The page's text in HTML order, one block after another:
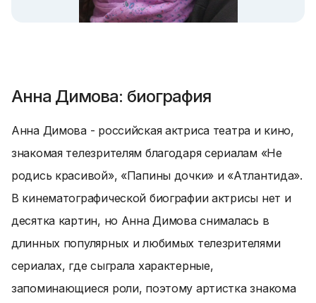
Анна Димова: биография
Анна Димова - российская актриса театра и кино,
знакомая телезрителям благодаря сериалам «Не
родись красивой», «Папины дочки» и «Атлантида».
В кинематографической биографии актрисы нет и
десятка картин, но Анна Димова снималась в
длинных популярных и любимых телезрителями
сериалах, где сыграла характерные,
запоминающиеся роли, поэтому артистка знакома